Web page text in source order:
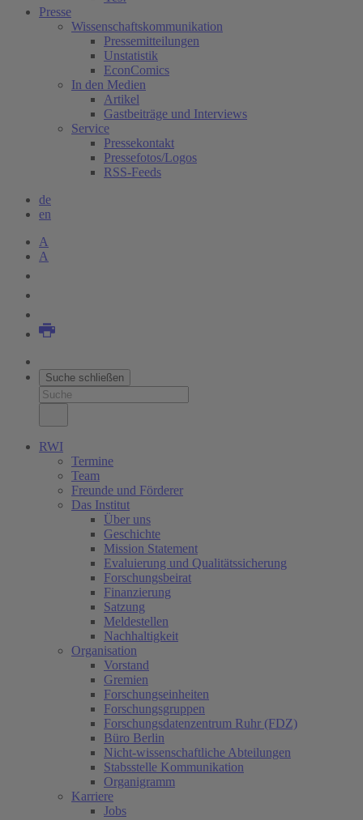
Presse
Wissenschaftskommunikation
Pressemitteilungen
Unstatistik
EconComics
In den Medien
Artikel
Gastbeiträge und Interviews
Service
Pressekontakt
Pressefotos/Logos
RSS-Feeds
de
en
A
A
Suche schließen
RWI
Termine
Team
Freunde und Förderer
Das Institut
Über uns
Geschichte
Mission Statement
Evaluierung und Qualitätssicherung
Forschungsbeirat
Finanzierung
Satzung
Meldestellen
Nachhaltigkeit
Organisation
Vorstand
Gremien
Forschungseinheiten
Forschungsgruppen
Forschungsdatenzentrum Ruhr (FDZ)
Büro Berlin
Nicht-wissenschaftliche Abteilungen
Stabsstelle Kommunikation
Organigramm
Karriere
Jobs